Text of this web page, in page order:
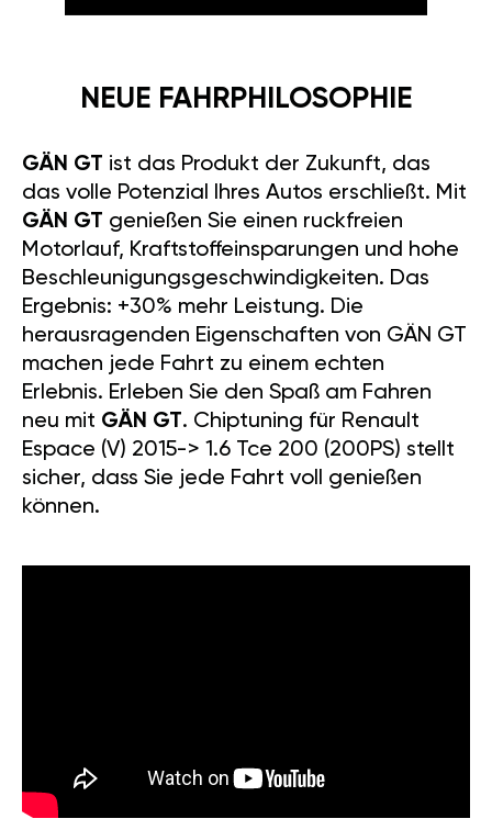
NEUE FAHRPHILOSOPHIE
GÄN GT ist das Produkt der Zukunft, das
das volle Potenzial Ihres Autos erschließt. Mit
GÄN GT genießen Sie einen ruckfreien
Motorlauf, Kraftstoffeinsparungen und hohe
Beschleunigungsgeschwindigkeiten. Das
Ergebnis: +30% mehr Leistung. Die
herausragenden Eigenschaften von GÄN GT
machen jede Fahrt zu einem echten
Erlebnis. Erleben Sie den Spaß am Fahren
neu mit GÄN GT. Chiptuning für Renault
Espace (V) 2015-> 1.6 Tce 200 (200PS) stellt
sicher, dass Sie jede Fahrt voll genießen
können.